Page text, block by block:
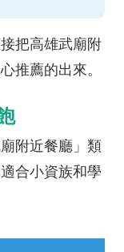
把高雄武廟附
推薦的出來。
附近餐廳」類
合小資族和學